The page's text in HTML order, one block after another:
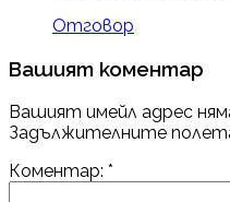
Отговор
Вашият коментар
Вашият имейл адрес
Задължителните
Коментар: *